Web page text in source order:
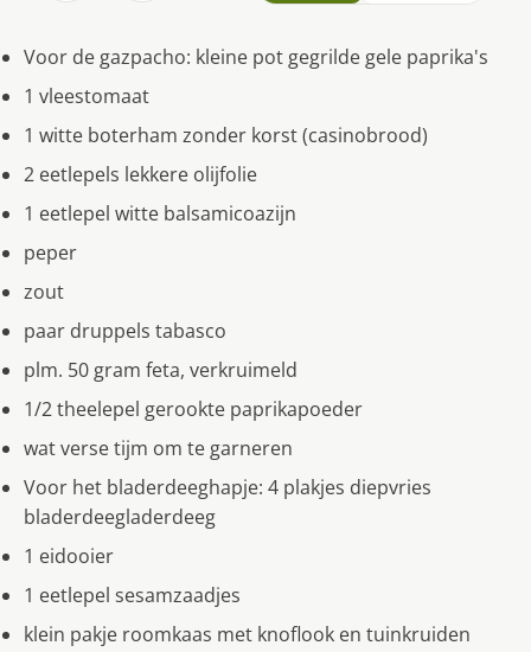
Voor de gazpacho: kleine pot gegrilde gele paprika's
1 vleestomaat
1 witte boterham zonder korst (casinobrood)
2 eetlepels lekkere olijfolie
1 eetlepel witte balsamicoazijn
peper
zout
paar druppels tabasco
plm. 50 gram feta, verkruimeld
1/2 theelepel gerookte paprikapoeder
wat verse tijm om te garneren
Voor het bladerdeeghapje: 4 plakjes diepvries
bladerdeegladerdeeg
1 eidooier
1 eetlepel sesamzaadjes
klein pakje roomkaas met knoflook en tuinkruiden